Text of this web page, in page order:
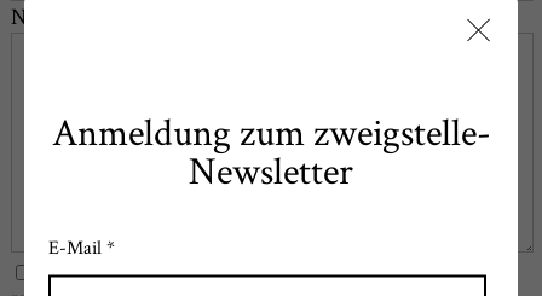
Nachricht *
Datenschutz
Anmeldung zum zweigstelle-
Newsletter
E-Mail *